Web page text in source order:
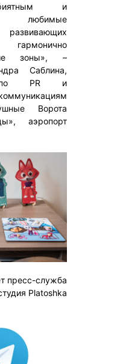
и
любимые
зоны», –
Саблина,
по PR и
Ворота
аэропорт
пресс-служба
Platoshka